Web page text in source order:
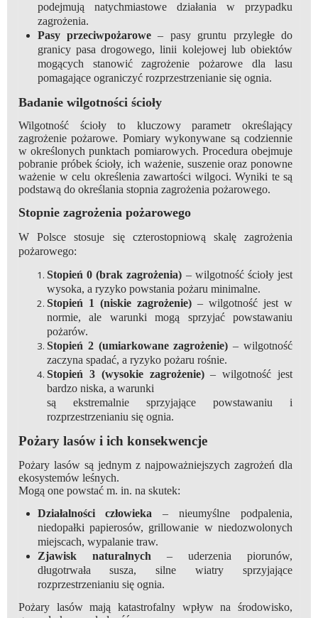
podejmują natychmiastowe działania w przypadku
zagrożenia.
Pasy przeciwpożarowe – pasy gruntu przyległe do
granicy pasa drogowego, linii kolejowej lub obiektów
mogących stanowić zagrożenie pożarowe dla lasu
pomagające ograniczyć rozprzestrzenianie się ognia.
Badanie wilgotności ścioły
Wilgotność ścioły to kluczowy parametr określający
zagrożenie pożarowe. Pomiary wykonywane są codziennie
w określonych punktach pomiarowych. Procedura obejmuje
pobranie próbek ścioły, ich ważenie, suszenie oraz ponowne
ważenie w celu określenia zawartości wilgoci. Wyniki te są
podstawą do określania stopnia zagrożenia pożarowego.
Stopnie zagrożenia pożarowego
W Polsce stosuje się czterostopniową skalę zagrożenia
pożarowego:
Stopień 0 (brak zagrożenia) – wilgotność ścioły jest
wysoka, a ryzyko powstania pożaru minimalne.
Stopień 1 (niskie zagrożenie) – wilgotność jest w
normie, ale warunki mogą sprzyjać powstawaniu
pożarów.
Stopień 2 (umiarkowane zagrożenie) – wilgotność
zaczyna spadać, a ryzyko pożaru rośnie.
Stopień 3 (wysokie zagrożenie)– wilgotność jest
bardzo niska, a warunki
są ekstremalnie sprzyjające powstawaniu i
rozprzestrzenianiu się ognia.
Pożary lasów i ich konsekwencje
Pożary lasów są jednym z najpoważniejszych zagrożeń dla
ekosystemów leśnych.
Mogą one powstać m. in. na skutek:
Działalności człowieka – nieumyślne podpalenia,
niedopałki papierosów, grillowanie w niedozwolonych
miejscach, wypalanie traw.
Zjawisk naturalnych – uderzenia piorunów,
długotrwała susza, silne wiatry sprzyjające
rozprzestrzenianiu się ognia.
Pożary lasów mają katastrofalny wpływ na środowisko,